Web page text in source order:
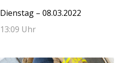
Dienstag – 08.03.2022
13:09 Uhr